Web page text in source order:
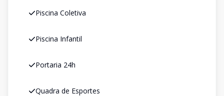
Piscina Coletiva
Piscina Infantil
Portaria 24h
Quadra de Esportes